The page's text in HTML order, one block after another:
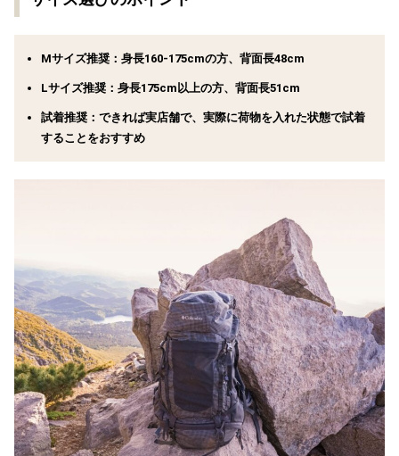
Mサイズ推奨： 身長160-175cmの方、背面長48cm
Lサイズ推奨： 身長175cm以上の方、背面長51cm
試着推奨： できれば実店舗で、実際に荷物を入れた状態で試着
することをおすすめ